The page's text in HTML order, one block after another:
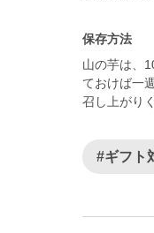
保存方法
山の芋は、
ておけば一
召し上がり
#ギフト